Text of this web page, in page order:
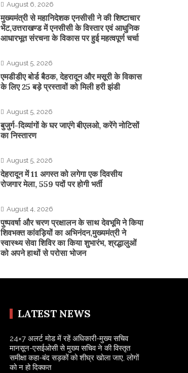
August 6, 2026
मुख्यमंत्री से महानिदेशक एनसीसी ने की शिष्टाचार
भेंट,उत्तराखण्ड में एनसीसी के विस्तार एवं आधुनिक
आधारभूत संरचना के विकास पर हुई महत्वपूर्ण चर्चा
August 5, 2026
एमडीडीए बोर्ड बैठक, देहरादून और मसूरी के विकास
के लिए 25 बड़े प्रस्तावों को मिली हरी झंडी
August 5, 2026
बुजुर्ग-दिव्यांगों के घर जाएंगे बीएलओ, करेंगे नोटिसों
का निस्तारण
August 5, 2026
​देहरादून में 11 अगस्त को लगेगा एक दिवसीय
रोजगार मेला, 559 पदों पर होगी भर्ती
August 4, 2026
पुष्पवर्षा और चरण प्रक्षालन के साथ देवभूमि ने किया
शिवभक्त कांवड़ियों का अभिनंदन,मुख्यमंत्री ने
स्वास्थ्य सेवा शिविर का किया शुभारंभ, श्रद्धालुओं
को अपने हाथों से परोसा भोजन
LATEST NEWS
24×7 अलर्ट मोड में रहें अधिकारी-मुख्य सचिव
मानसून-एसईओसी से मुख्य सचिव ने की विस्तृत
समीक्षा कहा-बंद सड़कों को शीघ्र खोला जाए, लोगों
को न हो दिक्कत